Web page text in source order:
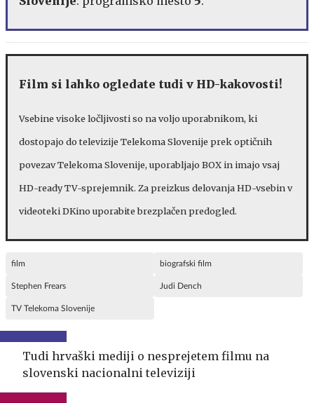
Film si lahko ogledate tudi v HD-kakovosti!
Vsebine visoke ločljivosti so na voljo uporabnikom, ki
dostopajo do televizije Telekoma Slovenije prek optičnih
povezav Telekoma Slovenije, uporabljajo BOX in imajo vsaj
HD-ready TV-sprejemnik. Za preizkus delovanja HD-vsebin v
videoteki DKino uporabite brezplačen predogled.
film biografski film
Stephen Frears Judi Dench
TV Telekoma Slovenije
Tudi hrvaški mediji o nesprejetem filmu na
slovenski nacionalni televiziji